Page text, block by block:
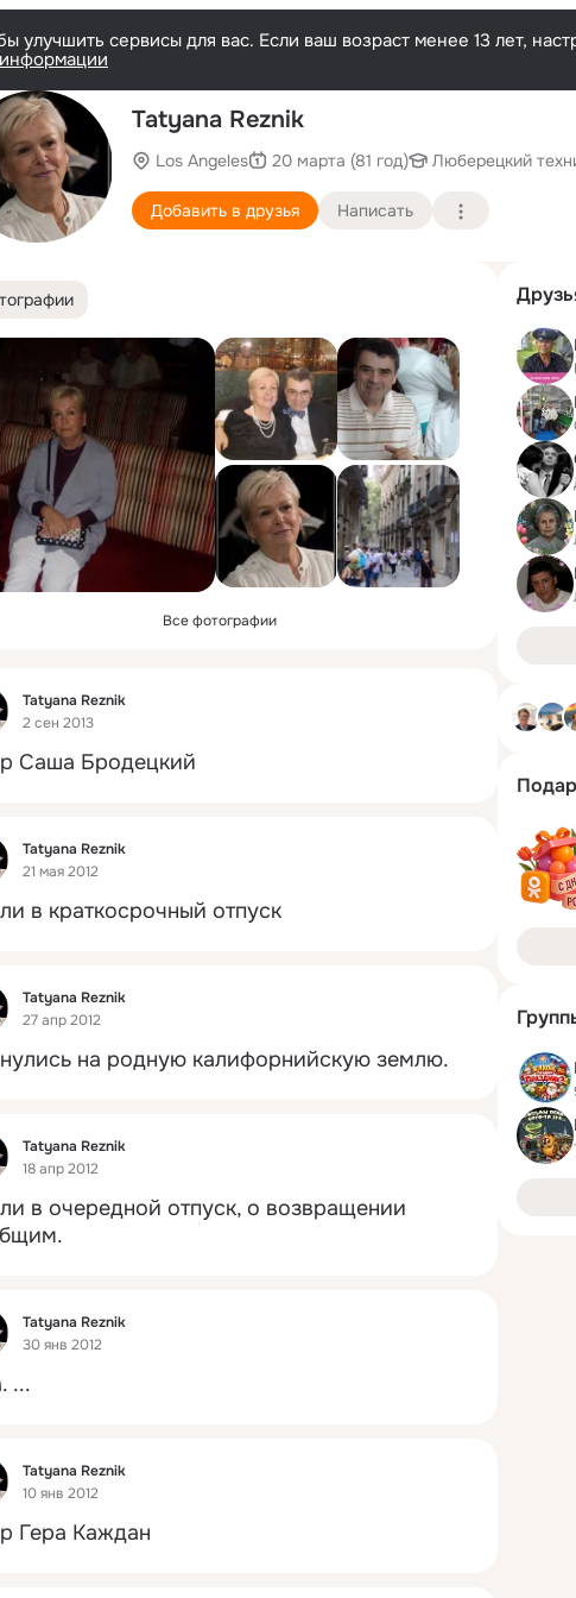
улучшить сервисы для вас. Если ваш возраст менее 13 лет,
Tatyana Reznik
Los Angeles 20 марта (81 год) Люберецкий
Добавить в друзья Написать
Все фотографии
Tatyana Reznik
2 сен 2013
Саша Бродецкий
Tatyana Reznik
21 мая 2012
в краткосрочный отпуск
Tatyana Reznik
27 апр 2012
на родную калифорнийскую землю.
Tatyana Reznik
18 апр 2012
в очередной отпуск, о возвращении
Tatyana Reznik
30 янв 2012
...
Tatyana Reznik
10 янв 2012
Гера Каждан